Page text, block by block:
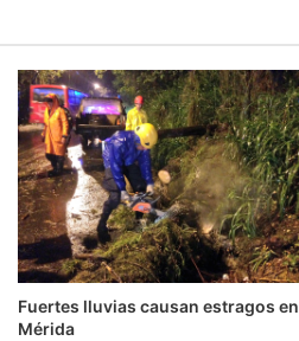
Fuertes lluvias causan estragos en
Mérida